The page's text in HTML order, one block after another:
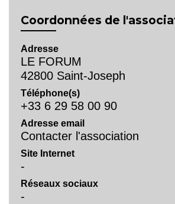
Coordonnées de
Adresse
LE FORUM
42800 Saint-Joseph
Téléphone(s)
+33 6 29 58 00 90
Adresse email
Contacter l'association
Site Internet
-
Réseaux sociaux
-